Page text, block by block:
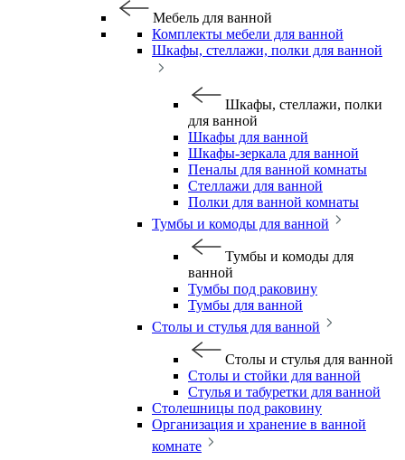
Мебель для ванной
Комплекты мебели для ванной
Шкафы, стеллажи, полки для ванной
Шкафы, стеллажи, полки
для ванной
Шкафы для ванной
Шкафы-зеркала для ванной
Пеналы для ванной комнаты
Стеллажи для ванной
Полки для ванной комнаты
Тумбы и комоды для ванной
Тумбы и комоды для
ванной
Тумбы под раковину
Тумбы для ванной
Столы и стулья для ванной
Столы и стулья для ванной
Столы и стойки для ванной
Стулья и табуретки для ванной
Столешницы под раковину
Организация и хранение в ванной
комнате